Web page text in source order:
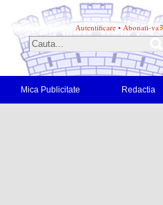
Autentificare • Abonati-va
Mica Publicitate Redactia